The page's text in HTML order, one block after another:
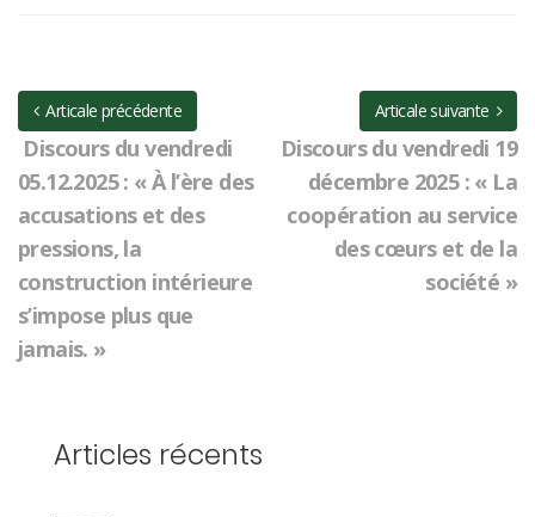
Articale précédente
Discours du vendredi
05.12.2025 : « À l’ère des
accusations et des
pressions, la
construction intérieure
s’impose plus que
jamais. »
Articale suivante
Discours du vendredi 19
décembre 2025 : « La
coopération au service
des cœurs et de la
société »
Articles récents